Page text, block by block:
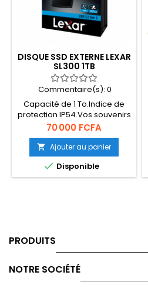
DISQUE SSD EXTERNE LEXAR
SL300 1TB
Commentaire(s): 0
Capacité de 1 To.Indice de
protection IP54.Vos souvenirs
à portée de main.Vitesse
d'écriture jusqu'à
1000Mo/seconde.
Prix
70 000 FCFA
 Ajouter au panier
 Disponible
PRODUITS
NOTRE SOCIÉTÉ